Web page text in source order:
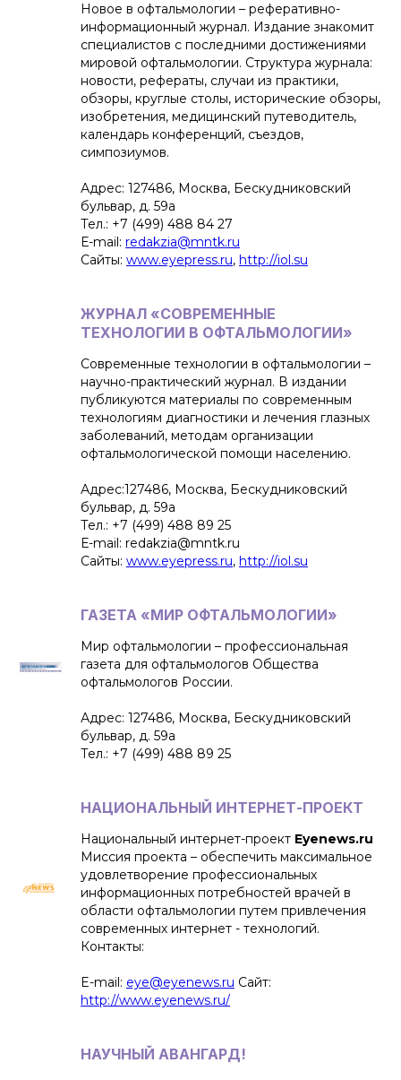
Новое в офтальмологии – реферативно-
информационный журнал. Издание знакомит
специалистов с последними достижениями
мировой офтальмологии. Структура журнала:
новости, рефераты, случаи из практики,
обзоры, круглые столы, исторические обзоры,
изобретения, медицинский путеводитель,
календарь конференций, съездов,
симпозиумов.
Адрес: 127486, Москва, Бескудниковский
бульвар, д. 59а
Тел.: +7 (499) 488 84 27
Е-mail: redakzia@mntk.ru
Сайты: www.eyepress.ru, http://iol.su
ЖУРНАЛ «СОВРЕМЕННЫЕ
ТЕХНОЛОГИИ В ОФТАЛЬМОЛОГИИ»
Современные технологии в офтальмологии –
научно-практический журнал. В издании
публикуются материалы по современным
технологиям диагностики и лечения глазных
заболеваний, методам организации
офтальмологической помощи населению.
Адрес:127486, Москва, Бескудниковский
бульвар, д. 59а
Тел.: +7 (499) 488 89 25
Е-mail: redakzia@mntk.ru
Сайты: www.eyepress.ru, http://iol.su
ГАЗЕТА «МИР ОФТАЛЬМОЛОГИИ»
Мир офтальмологии – профессиональная
газета для офтальмологов Общества
офтальмологов России.
Адрес: 127486, Москва, Бескудниковский
бульвар, д. 59а
Тел.: +7 (499) 488 89 25
НАЦИОНАЛЬНЫЙ ИНТЕРНЕТ-ПРОЕКТ
Национальный интернет-проект Eyenews.ru
Миссия проекта – обеспечить максимальное
удовлетворение профессиональных
информационных потребностей врачей в
области офтальмологии путем привлечения
современных интернет - технологий.
Контакты:
E-mail: eye@eyenews.ru Сайт:
http://www.eyenews.ru/
НАУЧНЫЙ АВАНГАРД!